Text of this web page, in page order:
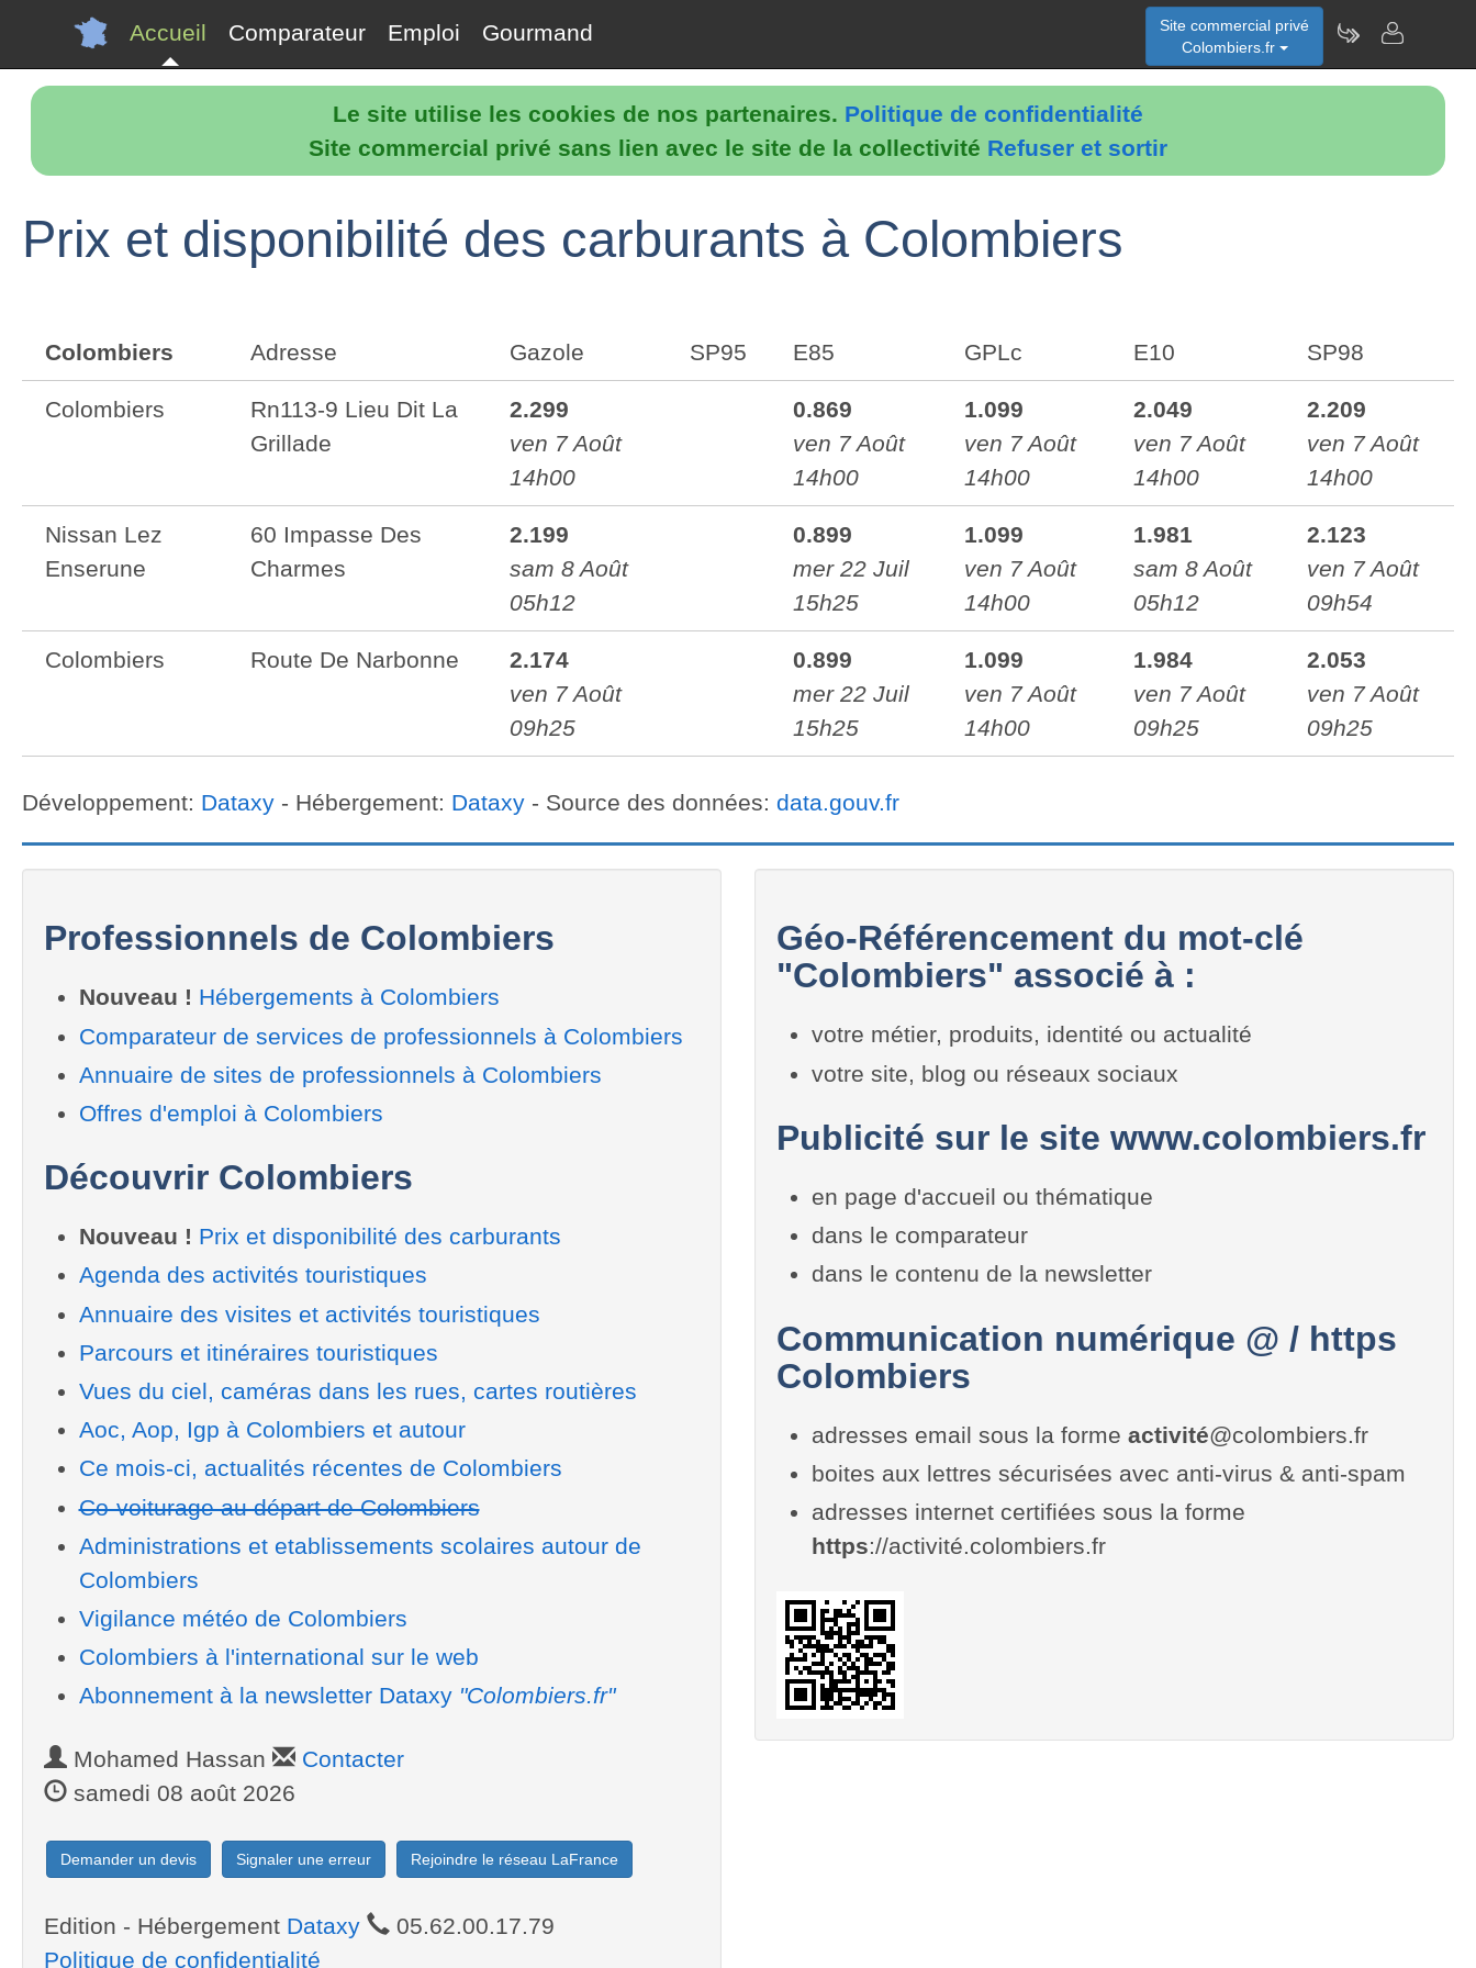
Le site utilise les cookies de nos partenaires. Politique de confidentialité
Site commercial privé sans lien avec le site de la collectivité Refuser et sortir
Accueil Comparateur Emploi Gourmand
Site commercial privé
Colombiers.fr
Prix et disponibilité des carburants à Colombiers
Colombiers Adresse Gazole SP95 E85 GPLc E10 SP98
Colombiers
Rn113-9 Lieu Dit La
Grillade
2.299
ven 7 Août
14h00
0.869
ven 7 Août
14h00
1.099
ven 7 Août
14h00
2.049
ven 7 Août
14h00
2.209
ven 7 Août
14h00
Nissan Lez
Enserune
60 Impasse Des
Charmes
2.199
sam 8 Août
05h12
0.899
mer 22 Juil
15h25
1.099
ven 7 Août
14h00
1.981
sam 8 Août
05h12
2.123
ven 7 Août
09h54
Colombiers Route De Narbonne
2.174
ven 7 Août
09h25
0.899
mer 22 Juil
15h25
1.099
ven 7 Août
14h00
1.984
ven 7 Août
09h25
2.053
ven 7 Août
09h25
Développement: Dataxy - Hébergement: Dataxy - Source des données: data.gouv.fr
Professionnels de Colombiers
Nouveau ! Hébergements à Colombiers
Comparateur de services de professionnels à Colombiers
Annuaire de sites de professionnels à Colombiers
Offres d'emploi à Colombiers
Découvrir Colombiers
Nouveau ! Prix et disponibilité des carburants
Agenda des activités touristiques
Annuaire des visites et activités touristiques
Parcours et itinéraires touristiques
Vues du ciel, caméras dans les rues, cartes routières
Aoc, Aop, Igp à Colombiers et autour
Ce mois-ci, actualités récentes de Colombiers
Co-voiturage au départ de Colombiers
Administrations et etablissements scolaires autour de
Colombiers
Vigilance météo de Colombiers
Colombiers à l'international sur le web
Abonnement à la newsletter Dataxy "Colombiers.fr"
Mohamed Hassan
Contacter
samedi 08 août 2026
Demander un devis Signaler une erreur Rejoindre le réseau LaFrance
Edition - Hébergement Dataxy
05.62.00.17.79
Politique de confidentialité
Géo-Référencement du mot-clé
"Colombiers" associé à :
votre métier, produits, identité ou actualité
votre site, blog ou réseaux sociaux
Publicité sur le site www.colombiers.fr
en page d'accueil ou thématique
dans le comparateur
dans le contenu de la newsletter
Communication numérique @ / https
Colombiers
adresses email sous la forme activité@colombiers.fr
boites aux lettres sécurisées avec anti-virus & anti-spam
adresses internet certifiées sous la forme
https://activité.colombiers.fr